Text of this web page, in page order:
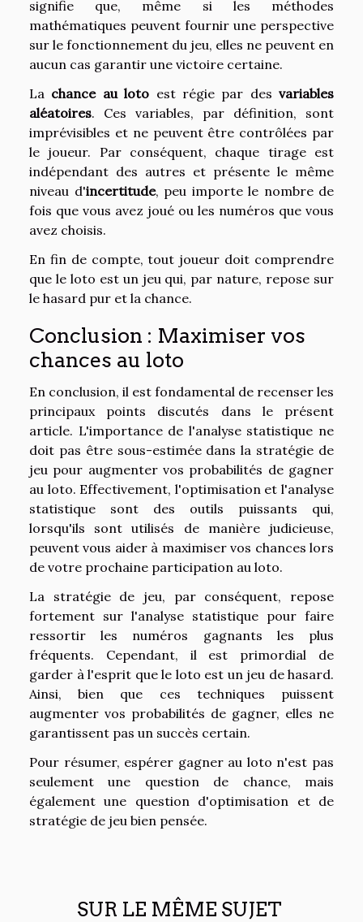
signifie que, même si les méthodes
mathématiques peuvent fournir une perspective
sur le fonctionnement du jeu, elles ne peuvent en
aucun cas garantir une victoire certaine.
La chance au loto est régie par des variables
aléatoires. Ces variables, par définition, sont
imprévisibles et ne peuvent être contrôlées par
le joueur. Par conséquent, chaque tirage est
indépendant des autres et présente le même
niveau d'incertitude, peu importe le nombre de
fois que vous avez joué ou les numéros que vous
avez choisis.
En fin de compte, tout joueur doit comprendre
que le loto est un jeu qui, par nature, repose sur
le hasard pur et la chance.
Conclusion : Maximiser vos
chances au loto
En conclusion, il est fondamental de recenser les
principaux points discutés dans le présent
article. L'importance de l'analyse statistique ne
doit pas être sous-estimée dans la stratégie de
jeu pour augmenter vos probabilités de gagner
au loto. Effectivement, l'optimisation et l'analyse
statistique sont des outils puissants qui,
lorsqu'ils sont utilisés de manière judicieuse,
peuvent vous aider à maximiser vos chances lors
de votre prochaine participation au loto.
La stratégie de jeu, par conséquent, repose
fortement sur l'analyse statistique pour faire
ressortir les numéros gagnants les plus
fréquents. Cependant, il est primordial de
garder à l'esprit que le loto est un jeu de hasard.
Ainsi, bien que ces techniques puissent
augmenter vos probabilités de gagner, elles ne
garantissent pas un succès certain.
Pour résumer, espérer gagner au loto n'est pas
seulement une question de chance, mais
également une question d'optimisation et de
stratégie de jeu bien pensée.
SUR LE MÊME SUJET